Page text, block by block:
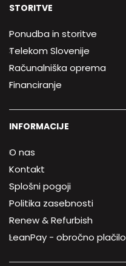
STORITVE
Ponudba in storitve
Telekom Slovenije
Računalniška oprema
Financiranje
INFORMACIJE
O nas
Kontakt
Splošni pogoji
Politika zasebnosti
Renew & Refurbish
LeanPay - obročno plačilo